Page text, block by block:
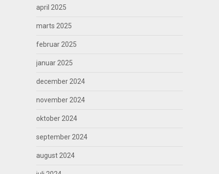
april 2025
marts 2025
februar 2025
januar 2025
december 2024
november 2024
oktober 2024
september 2024
august 2024